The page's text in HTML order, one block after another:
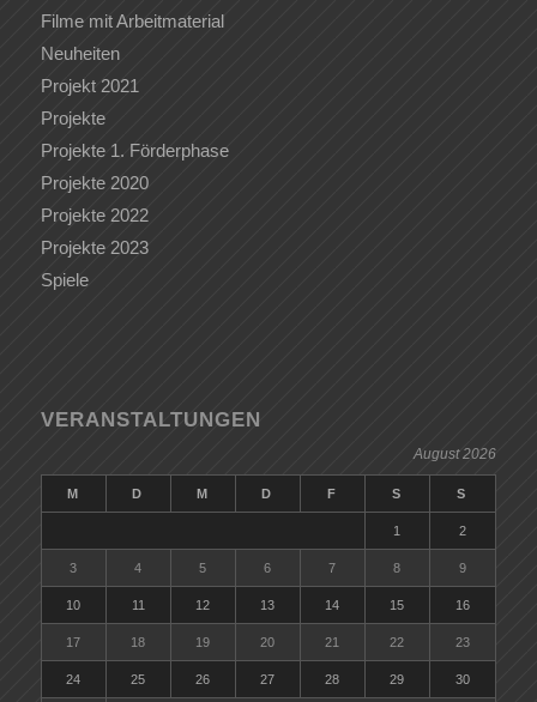
Filme mit Arbeitmaterial
Neuheiten
Projekt 2021
Projekte
Projekte 1. Förderphase
Projekte 2020
Projekte 2022
Projekte 2023
Spiele
VERANSTALTUNGEN
August 2026
M D M D F S S
1 2
3 4 5 6 7 8 9
10 11 12 13 14 15 16
17 18 19 20 21 22 23
24 25 26 27 28 29 30